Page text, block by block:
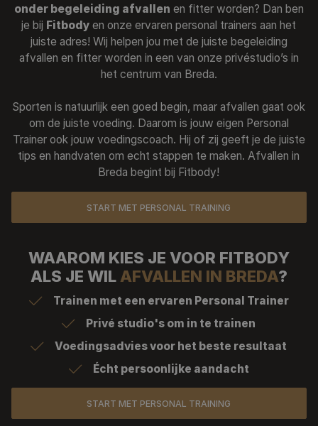
Trainingsaanbod
Over Ons
Onze Trainers
Referenties
Nieuws
onder begeleiding afvallen en fitter worden? Dan ben
je bij Fitbodyen onze ervaren personal trainers aan het
juiste adres! Wij helpen jou met de juiste begeleiding
afvallen en fitter worden in een van onze privéstudio’s in
het centrum van Breda.
Sporten is natuurlijk een goed begin, maar afvallen gaat ook
om de juiste voeding. Daarom is jouw eigen Personal
Trainer ook jouw voedingscoach. Hij of zij geeft je de juiste
tips en handvaten om echt stappen te maken. Afvallen in
Breda begint bij Fitbody!
START MET PERSONAL TRAINING
WAAROM KIES JE VOOR FITBODY
ALS JE WIL AFVALLEN IN BREDA?
Trainen met een ervaren Personal Trainer
Privé studio's om in te trainen
Voedingsadvies voor het beste resultaat
Écht persoonlijke aandacht
START MET PERSONAL TRAINING